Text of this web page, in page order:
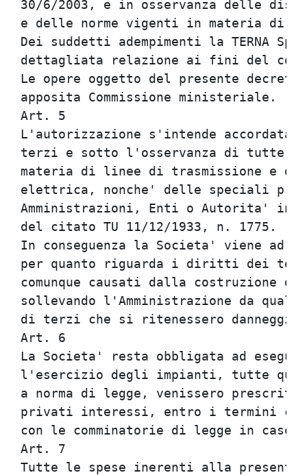
30/6/2003, e in osservanza
e delle norme vigenti
Dei suddetti adempimenti la
dettagliata
Le opere oggetto del presente
apposita
L'autorizzazione s'intende
terzi e sotto l'osservanza
materia di linee di
elettrica, nonche' delle
Amministrazioni, Enti o
del citato TU
In conseguenza la Societa'
per quanto riguarda i
comunque causati dalla
sollevando l'Amministrazione
di terzi che si
La Societa' resta obbligata
l'esercizio degli impianti, tutte
a norma di legge, venissero
privati interessi, entro i
con le comminatorie di
Tutte le spese inerenti alla